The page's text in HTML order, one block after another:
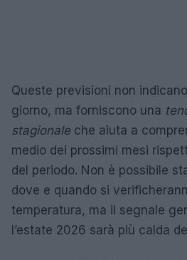
Queste previsioni non
giorno, ma forniscono una
stagionaleche aiuta a
medio dei prossimi mesi
del periodo. Non è possibile
dove e quando si
temperatura, ma il segnale
l’estate 2026 sarà più calda